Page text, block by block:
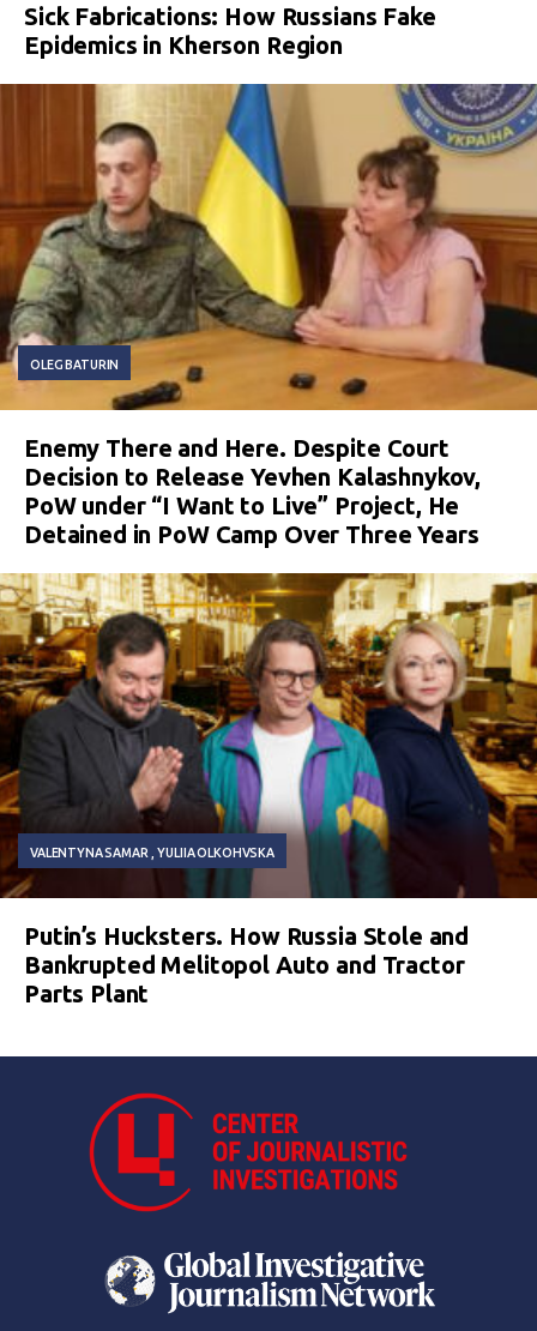
Sick Fabrications: How Russians Fake
Epidemics in Kherson Region
OLEG BATURIN
Enemy There and Here. Despite Court
Decision to Release Yevhen Kalashnykov,
PoW under “I Want to Live” Project, He
Detained in PoW Camp Over Three Years
VALENTYNA SAMAR YULIIA OLKOHVSKA
Putin’s Hucksters. How Russia Stole and
Bankrupted Melitopol Auto and Tractor
Parts Plant